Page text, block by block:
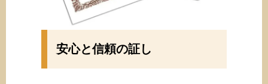
安心と信頼の証し